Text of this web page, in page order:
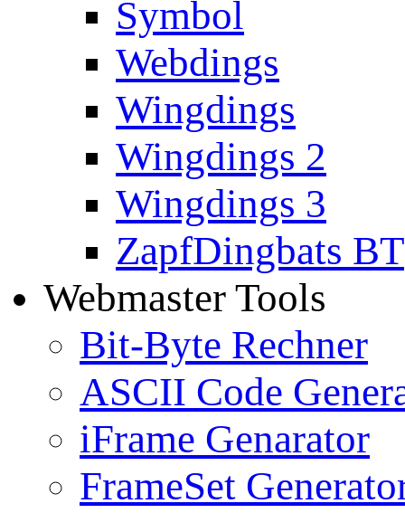
Symbol
Webdings
Wingdings
Wingdings 2
Wingdings 3
ZapfDingbats BT
Webmaster Tools
Bit-Byte Rechner
ASCII Code
iFrame Genarator
FrameSet